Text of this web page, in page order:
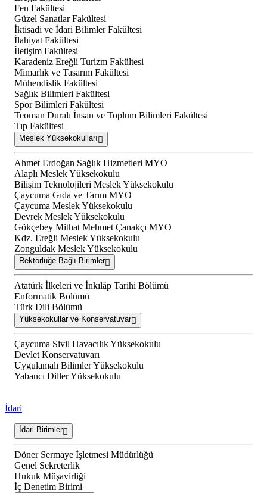
Fen Fakültesi
Güzel Sanatlar Fakültesi
İktisadi ve İdari Bilimler Fakültesi
İlahiyat Fakültesi
İletişim Fakültesi
Karadeniz Ereğli Turizm Fakültesi
Mimarlık ve Tasarım Fakültesi
Mühendislik Fakültesi
Sağlık Bilimleri Fakültesi
Spor Bilimleri Fakültesi
Teoman Duralı İnsan ve Toplum Bilimleri Fakültesi
Tıp Fakültesi
Meslek Yüksekokulları
Ahmet Erdoğan Sağlık Hizmetleri MYO
Alaplı Meslek Yüksekokulu
Bilişim Teknolojileri Meslek Yüksekokulu
Çaycuma Gıda ve Tarım MYO
Çaycuma Meslek Yüksekokulu
Devrek Meslek Yüksekokulu
Gökçebey Mithat Mehmet Çanakçı MYO
Kdz. Ereğli Meslek Yüksekokulu
Zonguldak Meslek Yüksekokulu
Rektörlüğe Bağlı Birimler
Atatürk İlkeleri ve İnkılâp Tarihi Bölümü
Enformatik Bölümü
Türk Dili Bölümü
Yüksekokullar ve Konservatuvar
Çaycuma Sivil Havacılık Yüksekokulu
Devlet Konservatuvarı
Uygulamalı Bilimler Yüksekokulu
Yabancı Diller Yüksekokulu
İdari
İdari Birimler
Döner Sermaye İşletmesi Müdürlüğü
Genel Sekreterlik
Hukuk Müşavirliği
İç Denetim Birimi